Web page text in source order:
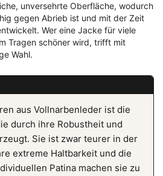
unversehrte Oberfläche, wodurch
gegen Abrieb ist und mit der Zeit
Wer eine Jacke für viele
Tragen schöner wird, trifft mit
Wahl.
aus Vollnarbenleder ist die
durch ihre Robustheit und
Sie ist zwar teurer in der
extreme Haltbarkeit und die
Patina machen sie zu